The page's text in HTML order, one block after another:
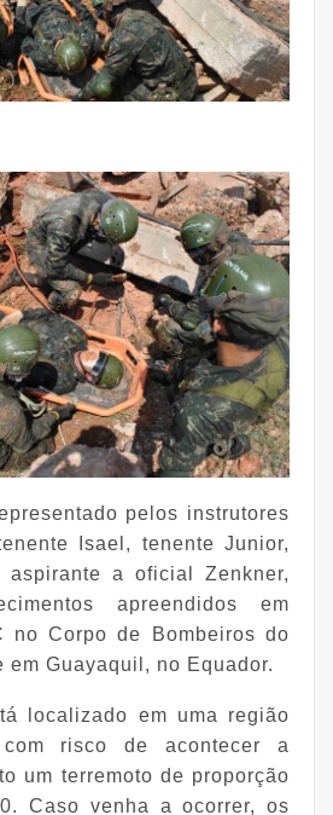
pelos instrutores
Isael, tenente Junior,
a oficial Zenkner,
apreendidos em
no Corpo de Bombeiros do
em Guayaquil, no Equador.
localizado em uma região
risco de acontecer a
um terremoto de proporção
Caso venha a ocorrer, os